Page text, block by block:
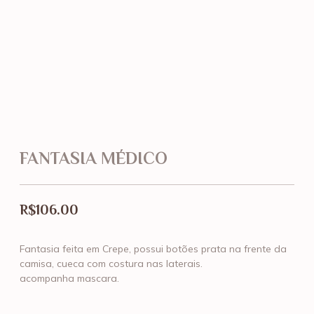
FANTASIA MÉDICO
R$106.00
Fantasia feita em Crepe, possui botões prata na frente da
camisa, cueca com costura nas laterais.
acompanha mascara.